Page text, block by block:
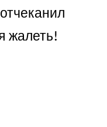
жалеть!